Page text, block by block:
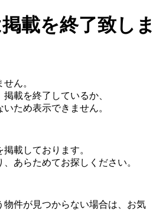
載を終了致しま
ん。
載を終了しているか、
ため表示できません。
載しております。
あらためてお探しください。
物件が見つからない場合は、お気